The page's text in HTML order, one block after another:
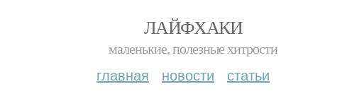
ЛАЙФХАКИ
маленькие, полезные хитрости
главная новости статьи